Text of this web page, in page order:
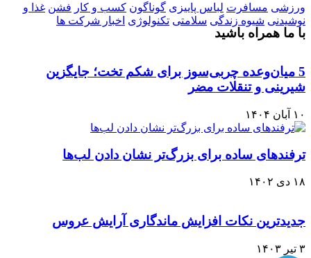
ورزشی مسافرت لباس پاییزی گوناگون کسب و کار فشن غذا و
نوشیدنی شیوه زندگی سلامتی تکنولوژی اخبار شرکت ها
با ما همراه باشید
5 میان‌وعده چربی‌سوز برای شکم تخت؛ جایگزین
شیرینی و تنقلات مضر
۱۰ آبان ۱۴۰۴
ترفندهای ساده برای بزرگ‌تر نشان دادن لب‌ها
۱۸ دی ۱۴۰۲
جدیدترین نکات افزایش ماندگاری آرایش عروس
۳ تیر ۱۴۰۳